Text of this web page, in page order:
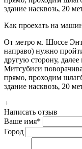
здание насквозь, 20
Как проехать на
От метро м. Шоссе
направо) нужно
другую сторону,
Митсубиси
прямо, проходим
здание насквозь, 20
+
Написать отзыв
Ваше имя*
Город